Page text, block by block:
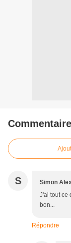
S Simon
J'ai tout ce
bon...
Répondre